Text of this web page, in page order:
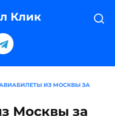
Клик
ИЗ МОСКВЫ ЗА
Москвы за